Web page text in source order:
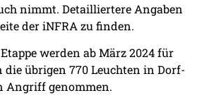
nimmt. Detailliertere Angaben
der iNFRA zu finden.
werden ab März 2024 für
übrigen 770 Leuchten in Dorf-
Angriff genommen.